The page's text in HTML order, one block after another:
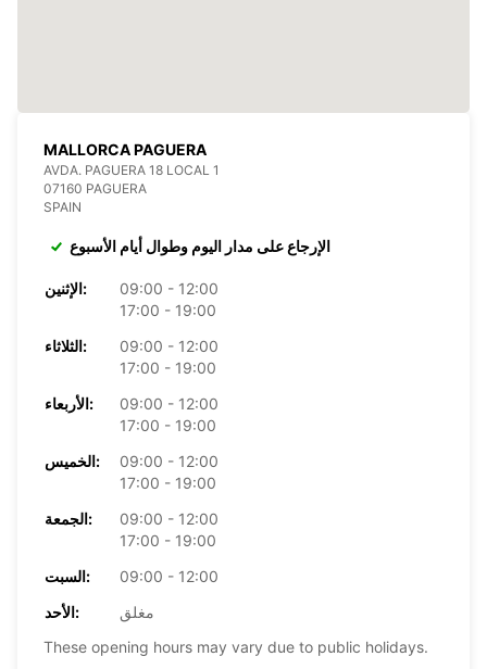
MALLORCA PAGUERA
AVDA. PAGUERA 18 LOCAL 1
07160 PAGUERA
SPAIN
الإرجاع على مدار اليوم وطوال أيام الأسبوع
الإثنين:
09:00 - 12:00
17:00 - 19:00
الثلاثاء:
09:00 - 12:00
17:00 - 19:00
الأربعاء:
09:00 - 12:00
17:00 - 19:00
الخميس:
09:00 - 12:00
17:00 - 19:00
الجمعة:
09:00 - 12:00
17:00 - 19:00
السبت:
09:00 - 12:00
الأحد:
مغلق
These opening hours may vary due to public holidays.